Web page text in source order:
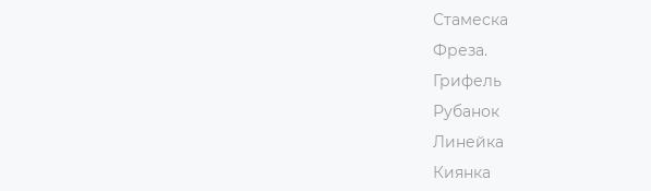
Стамеска
Фреза.
Грифель
Рубанок
Линейка
Киянка